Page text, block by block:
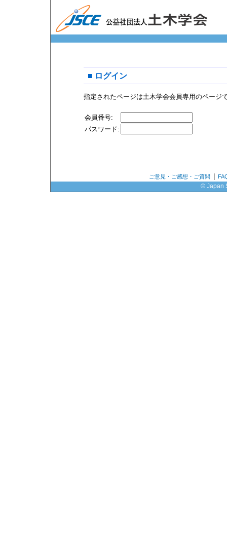
■ ログイン
指定されたページは土木学会会員専用のページ
会員番号:
パスワード:
ご意見・ご感想・ご質問
© Japan